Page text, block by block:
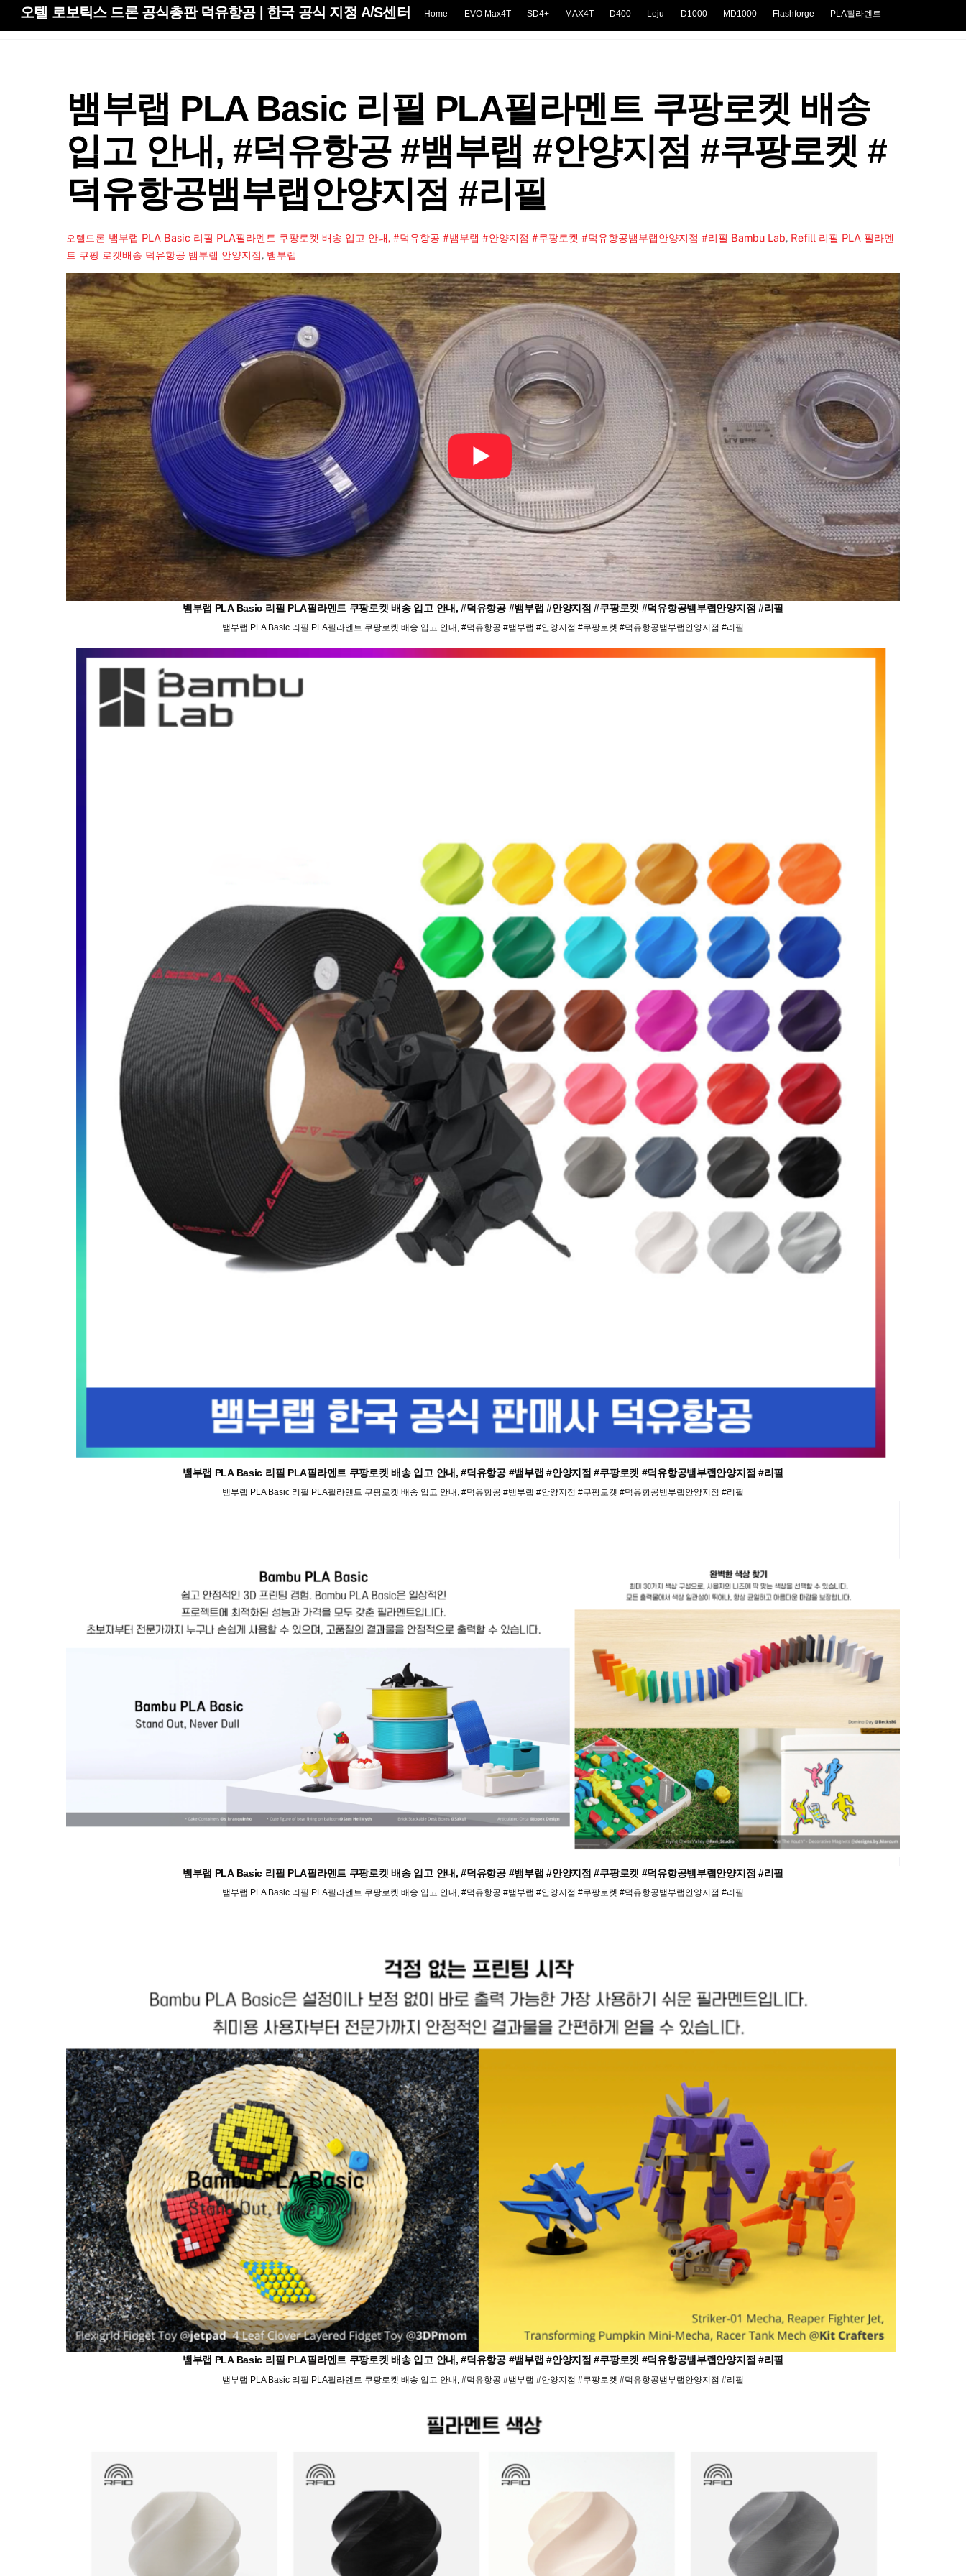
Skip오텔 로보틱스 드론 공식총판 덕유항공 | 한국 공식 지정 A/S센터 Home EVO Max4T SD4+ MAX4T D400 Leju D1000 MD1000 Flashforge PLA필라멘트
뱀부랩 PLA Basic 리필 PLA필라멘트 쿠팡로켓 배송
입고 안내, #덕유항공 #뱀부랩 #안양지점 #쿠팡로켓 #
덕유항공뱀부랩안양지점 #리필
오텔드론 뱀부랩 PLA Basic 리필 PLA필라멘트 쿠팡로켓 배송 입고 안내, #덕유항공 #뱀부랩 #안양지점 #쿠팡로켓 #덕유항공뱀부랩안양지점 #리필 Bambu Lab, Refill 리필 PLA 필라멘
트 쿠팡 로켓배송 덕유항공 뱀부랩 안양지점, 뱀부랩
뱀부랩 PLA Basic 리필 PLA필라멘트 쿠팡로켓 배송 입고 안내, #덕유항공 #뱀부랩 #안양지점 #쿠팡로켓 #덕유항공뱀부랩안양지점 #리필
뱀부랩 PLA Basic 리필 PLA필라멘트 쿠팡로켓 배송 입고 안내, #덕유항공 #뱀부랩 #안양지점 #쿠팡로켓 #덕유항공뱀부랩안양지점 #리필
뱀부랩 PLA Basic 리필 PLA필라멘트 쿠팡로켓 배송 입고 안내, #덕유항공 #뱀부랩 #안양지점 #쿠팡로켓 #덕유항공뱀부랩안양지점 #리필
뱀부랩 PLA Basic 리필 PLA필라멘트 쿠팡로켓 배송 입고 안내, #덕유항공 #뱀부랩 #안양지점 #쿠팡로켓 #덕유항공뱀부랩안양지점 #리필
뱀부랩 PLA Basic 리필 PLA필라멘트 쿠팡로켓 배송 입고 안내, #덕유항공 #뱀부랩 #안양지점 #쿠팡로켓 #덕유항공뱀부랩안양지점 #리필
뱀부랩 PLA Basic 리필 PLA필라멘트 쿠팡로켓 배송 입고 안내, #덕유항공 #뱀부랩 #안양지점 #쿠팡로켓 #덕유항공뱀부랩안양지점 #리필
뱀부랩 PLA Basic 리필 PLA필라멘트 쿠팡로켓 배송 입고 안내, #덕유항공 #뱀부랩 #안양지점 #쿠팡로켓 #덕유항공뱀부랩안양지점 #리필
뱀부랩 PLA Basic 리필 PLA필라멘트 쿠팡로켓 배송 입고 안내, #덕유항공 #뱀부랩 #안양지점 #쿠팡로켓 #덕유항공뱀부랩안양지점 #리필